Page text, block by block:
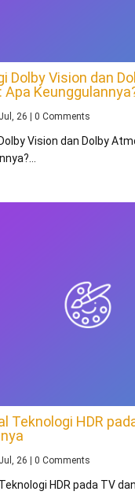
Dolby Vision dan
Apa
Jul, 26 0 Comments
Vision dan Dolby
Teknologi HDR
Jul, 26 0 Comments
HDR pada TV